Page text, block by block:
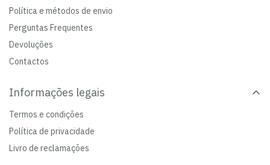
Política e métodos de envio
Perguntas Frequentes
Devoluções
Contactos
Informações legais
Termos e condições
Política de privacidade
Livro de reclamações